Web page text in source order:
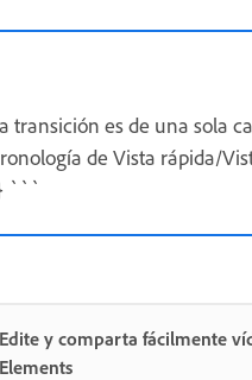
transición es de una sola
de Vista rápida/
```
Edite y comparta fácilmente
Elements